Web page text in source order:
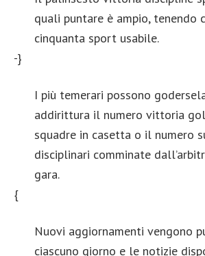
quali puntare è ampio, tenendo
cinquanta sport usabile.
-}
I più temerari possono
addirittura il numero vittoria
squadre in casetta o il numero
disciplinari comminate
gara.
{
Nuovi aggiornamenti vengono
ciascuno giorno e le notizie